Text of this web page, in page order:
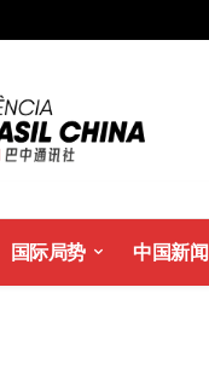
国际局势 中国新闻